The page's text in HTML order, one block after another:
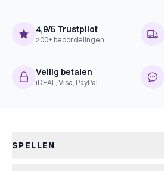
4,9/5 Trustpilot
200+ beoordelingen
Veilig betalen
iDEAL, Visa, PayPal
SPELLEN